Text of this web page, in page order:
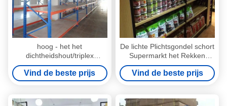
hoog - het het
dichtheidshout/triplex
schorten middelgroot plichts
opschortend opslag het
rekken systeem op
Vind de beste prijs
De lichte Plichtsgondel schort
Supermarkt het Rekken
Eiland/Beëindigeneenheden
5 Niveaus elk op
Vind de beste prijs